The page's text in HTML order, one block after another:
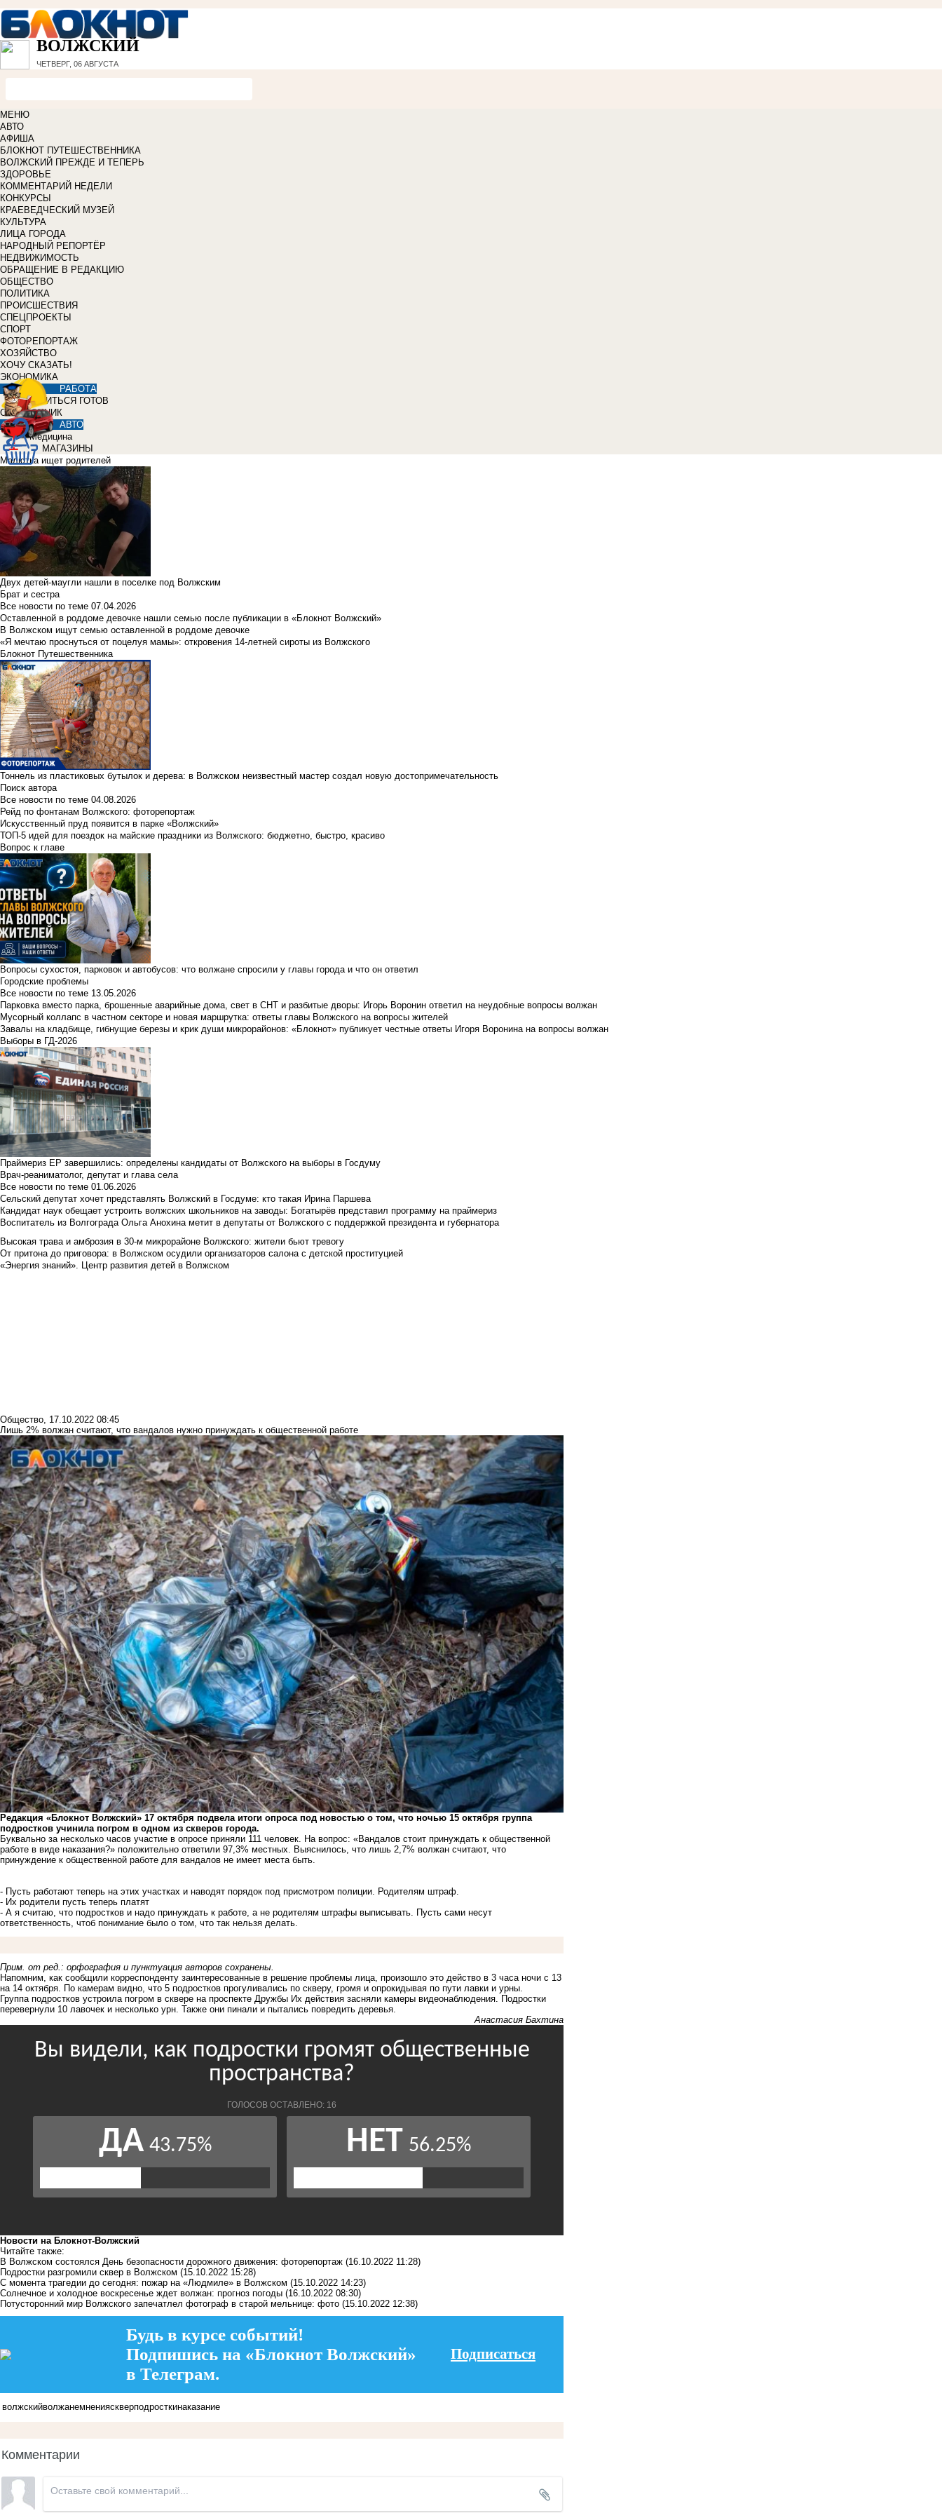
ВОЛЖСКИЙ
ЧЕТВЕРГ, 06 АВГУСТА
МЕНЮ
АВТО
АФИША
БЛОКНОТ ПУТЕШЕСТВЕННИКА
ВОЛЖСКИЙ ПРЕЖДЕ И ТЕПЕРЬ
ЗДОРОВЬЕ
КОММЕНТАРИЙ НЕДЕЛИ
КОНКУРСЫ
КРАЕВЕДЧЕСКИЙ МУЗЕЙ
КУЛЬТУРА
ЛИЦА ГОРОДА
НАРОДНЫЙ РЕПОРТЁР
НЕДВИЖИМОСТЬ
ОБРАЩЕНИЕ В РЕДАКЦИЮ
ОБЩЕСТВО
ПОЛИТИКА
ПРОИСШЕСТВИЯ
СПЕЦПРОЕКТЫ
СПОРТ
ФОТОРЕПОРТАЖ
ХОЗЯЙСТВО
ХОЧУ СКАЗАТЬ!
ЭКОНОМИКА
РАБОТА
УЧИТЬСЯ ГОТОВ
СПРАВОЧНИК
АВТО
Медицина
МАГАЗИНЫ
Малютка ищет родителей
Двух детей-маугли нашли в поселке под Волжским
Брат и сестра
Все новости по теме 07.04.2026
Оставленной в роддоме девочке нашли семью после публикации в «Блокнот Волжский»
В Волжском ищут семью оставленной в роддоме девочке
«Я мечтаю проснуться от поцелуя мамы»: откровения 14-летней сироты из Волжского
Блокнот Путешественника
Тоннель из пластиковых бутылок и дерева: в Волжском неизвестный мастер создал новую достопримечательность
Поиск автора
Все новости по теме 04.08.2026
Рейд по фонтанам Волжского: фоторепортаж
Искусственный пруд появится в парке «Волжский»
ТОП-5 идей для поездок на майские праздники из Волжского: бюджетно, быстро, красиво
Вопрос к главе
Вопросы сухостоя, парковок и автобусов: что волжане спросили у главы города и что он ответил
Городские проблемы
Все новости по теме 13.05.2026
Парковка вместо парка, брошенные аварийные дома, свет в СНТ и разбитые дворы: Игорь Воронин ответил на неудобные вопросы волжан
Мусорный коллапс в частном секторе и новая маршрутка: ответы главы Волжского на вопросы жителей
Завалы на кладбище, гибнущие березы и крик души микрорайонов: «Блокнот» публикует честные ответы Игоря Воронина на вопросы волжан
Выборы в ГД-2026
Праймериз ЕР завершились: определены кандидаты от Волжского на выборы в Госдуму
Врач-реаниматолог, депутат и глава села
Все новости по теме 01.06.2026
Сельский депутат хочет представлять Волжский в Госдуме: кто такая Ирина Паршева
Кандидат наук обещает устроить волжских школьников на заводы: Богатырёв представил программу на праймериз
Воспитатель из Волгограда Ольга Анохина метит в депутаты от Волжского с поддержкой президента и губернатора
Высокая трава и амброзия в 30‑м микрорайоне Волжского: жители бьют тревогу
От притона до приговора: в Волжском осудили организаторов салона с детской проституцией
«Энергия знаний». Центр развития детей в Волжском
Общество, 17.10.2022 08:45
Лишь 2% волжан считают, что вандалов нужно принуждать к общественной работе
Редакция «Блокнот Волжский» 17 октября подвела итоги опроса под новостью о том, что ночью 15 октября группа
подростков учинила погром в одном из скверов города.
Буквально за несколько часов участие в опросе приняли 111 человек. На вопрос: «Вандалов стоит принуждать к общественной
работе в виде наказания?» положительно ответили 97,3% местных. Выяснилось, что лишь 2,7% волжан считают, что
принуждение к общественной работе для вандалов не имеет места быть.
- Пусть работают теперь на этих участках и наводят порядок под присмотром полиции. Родителям штраф.
- Их родители пусть теперь платят
- А я считаю, что подростков и надо принуждать к работе, а не родителям штрафы выписывать. Пусть сами несут
ответственность, чтоб понимание было о том, что так нельзя делать.
Прим. от ред.: орфография и пунктуация авторов сохранены.
Напомним, как сообщили корреспонденту заинтересованные в решение проблемы лица, произошло это действо в 3 часа ночи с 13
на 14 октября. По камерам видно, что 5 подростков прогуливались по скверу, громя и опрокидывая по пути лавки и урны.
Группа подростков устроила погром в сквере на проспекте Дружбы Их действия засняли камеры видеонаблюдения. Подростки
перевернули 10 лавочек и несколько урн. Также они пинали и пытались повредить деревья.
Анастасия Бахтина
Новости на Блoкнoт-Волжский
Читайте также:
В Волжском состоялся День безопасности дорожного движения: фоторепортаж (16.10.2022 11:28)
Подростки разгромили сквер в Волжском (15.10.2022 15:28)
С момента трагедии до сегодня: пожар на «Людмиле» в Волжском (15.10.2022 14:23)
Солнечное и холодное воскресенье ждет волжан: прогноз погоды (16.10.2022 08:30)
Потусторонний мир Волжского запечатлел фотограф в старой мельнице: фото (15.10.2022 12:38)
Будь в курсе событий!
Подпишись на «Блокнот Волжский»
в Телеграм.
Подписаться
волжскийволжанемненияскверподросткинаказание
Комментарии